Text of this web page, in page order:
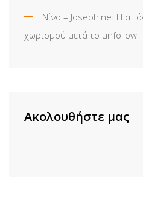
Νίνο – Josephine: Η
χωρισμού μετά το unfollow
Ακολουθήστε μας